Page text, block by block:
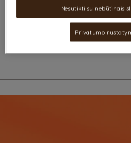
Mėgaukis šia išskirtinai švelnaus skonio
pagaminta iš aukščiausios kokybės
Skirk vos vieną minutę kavai paruošti ir
Nesutikti su nebūtinais
Privatumo